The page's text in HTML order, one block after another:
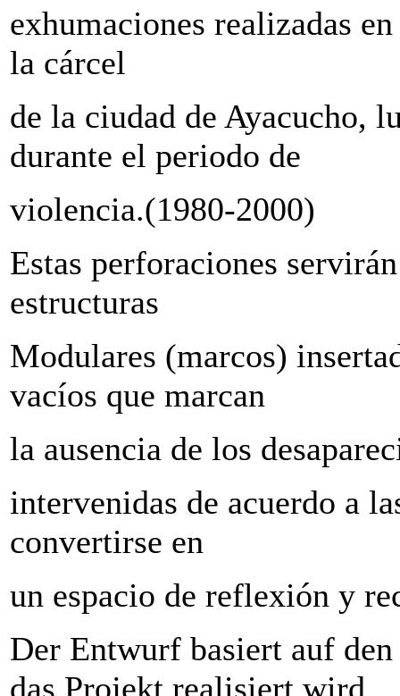
exhumaciones realizadas
la cárcel
de la ciudad de Ayacucho,
durante el periodo de
violencia.(1980-2000)
Estas perforaciones
estructuras
Modulares (marcos)
vacíos que marcan
la ausencia de los
intervenidas de acuerdo a
convertirse en
un espacio de reflexión y
Der Entwurf basiert auf
das Projekt realisiert wird.